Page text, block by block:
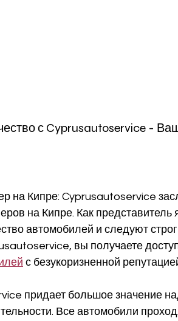
с Cyprusautoservice -
на Кипре: Cyprusautoservice
на Кипре. Как представитель
автомобилей и следуют
вы получаете
с безукоризненной
придает большое значение
Все автомобили